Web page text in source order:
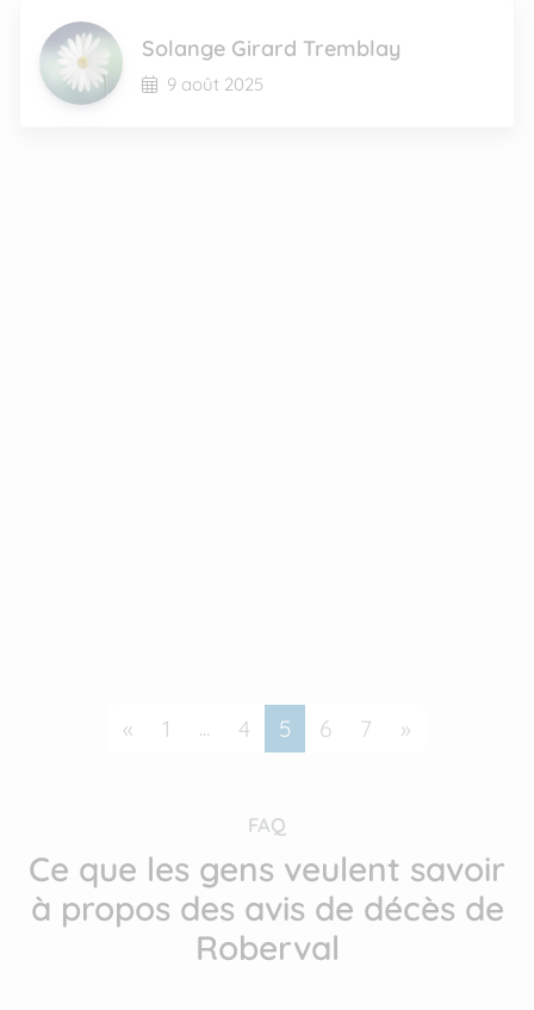
Solange Girard Tremblay
9 août 2025
« Précédent
1 ... 4 5 6 7 »
FAQ
Ce que les gens veulent savoir
à propos des avis de décès de
Roberval